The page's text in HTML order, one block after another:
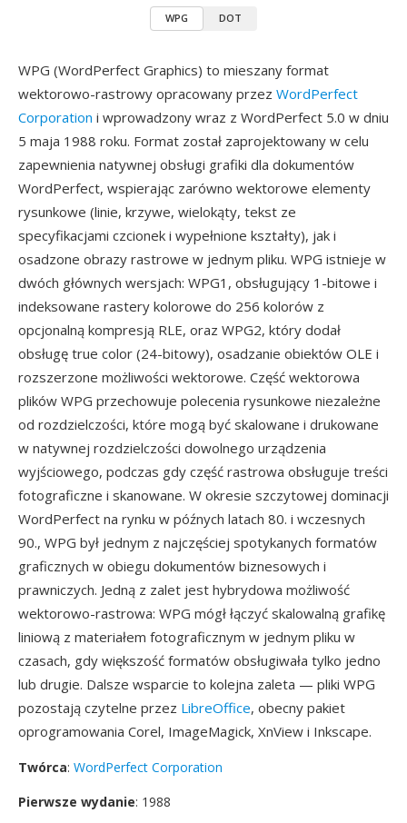
WPG DOT
WPG (WordPerfect Graphics) to mieszany format
wektorowo-rastrowy opracowany przez WordPerfect
Corporation i wprowadzony wraz z WordPerfect 5.0 w dniu
5 maja 1988 roku. Format został zaprojektowany w celu
zapewnienia natywnej obsługi grafiki dla dokumentów
WordPerfect, wspierając zarówno wektorowe elementy
rysunkowe (linie, krzywe, wielokąty, tekst ze
specyfikacjami czcionek i wypełnione kształty), jak i
osadzone obrazy rastrowe w jednym pliku. WPG istnieje w
dwóch głównych wersjach: WPG1, obsługujący 1-bitowe i
indeksowane rastery kolorowe do 256 kolorów z
opcjonalną kompresją RLE, oraz WPG2, który dodał
obsługę true color (24-bitowy), osadzanie obiektów OLE i
rozszerzone możliwości wektorowe. Część wektorowa
plików WPG przechowuje polecenia rysunkowe niezależne
od rozdzielczości, które mogą być skalowane i drukowane
w natywnej rozdzielczości dowolnego urządzenia
wyjściowego, podczas gdy część rastrowa obsługuje treści
fotograficzne i skanowane. W okresie szczytowej dominacji
WordPerfect na rynku w późnych latach 80. i wczesnych
90., WPG był jednym z najczęściej spotykanych formatów
graficznych w obiegu dokumentów biznesowych i
prawniczych. Jedną z zalet jest hybrydowa możliwość
wektorowo-rastrowa: WPG mógł łączyć skalowalną grafikę
liniową z materiałem fotograficznym w jednym pliku w
czasach, gdy większość formatów obsługiwała tylko jedno
lub drugie. Dalsze wsparcie to kolejna zaleta — pliki WPG
pozostają czytelne przez LibreOffice, obecny pakiet
oprogramowania Corel, ImageMagick, XnView i Inkscape.
Twórca: WordPerfect Corporation
Pierwsze wydanie: 1988